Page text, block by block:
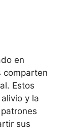
en
comparten
Estos
y la
sus